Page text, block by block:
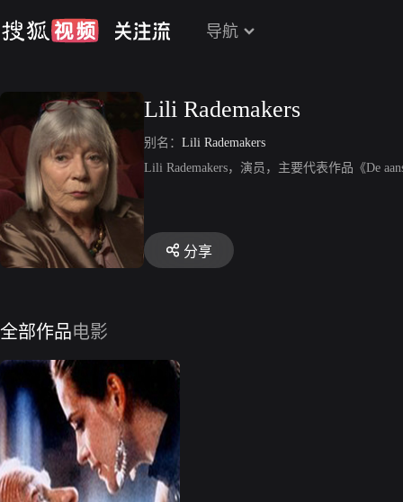
导航
Lili Rademakers
别名： Lili Rademakers
Lili Rademakers，演员，主要代表作品《De
分享
全部作品电影